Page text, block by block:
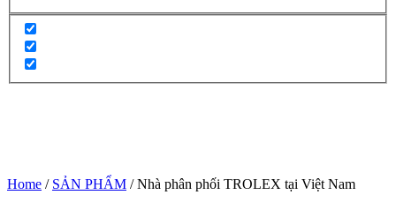
Home / SẢN PHẨM / Nhà phân phối TROLEX tại Việt Nam